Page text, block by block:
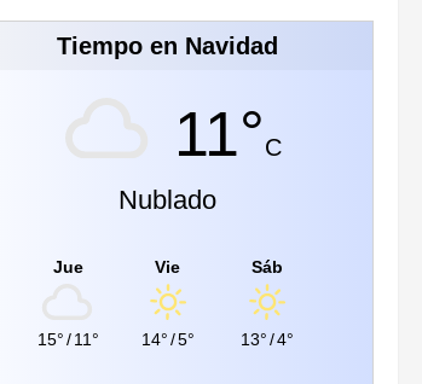
Tiempo en Navidad
11°C
Nublado
Jue
15°/11°
Vie
14°/5°
Sáb
13°/4°